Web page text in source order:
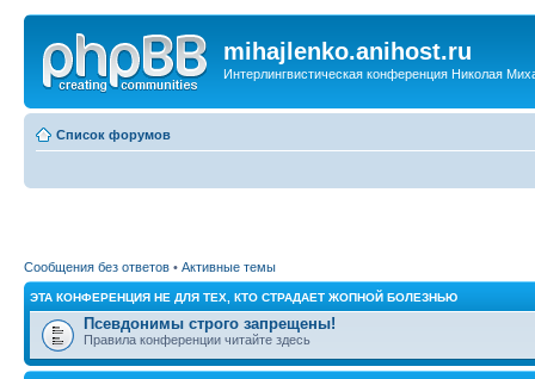
mihajlenko.anihost.ru
Интерлингвистическая конференция Николая
Список форумов
Сообщения без ответов • Активные темы
ЭТА КОНФЕРЕНЦИЯ НЕ ДЛЯ ТЕХ, КТО СТРАДАЕТ ЖОПНОЙ БОЛЕЗНЬЮ
Псевдонимы строго запрещены!
Правила конференции читайте здесь